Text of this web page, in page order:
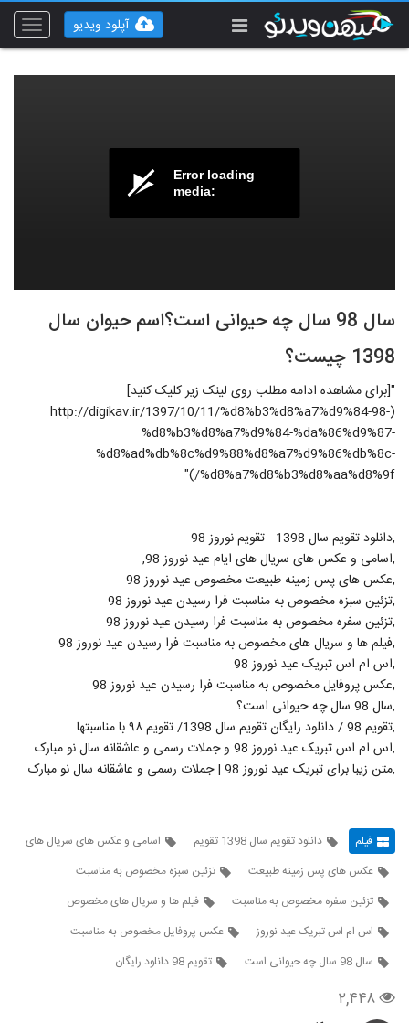
Toggle
آپلود ویدیو
Error loading
media:
سال 98 سال چه حیوانی است؟اسم حیوان سال
1398 چیست؟
"[برای مشاهده ادامه مطلب روی لینک زیر کلیک کنید]
(http://digikav.ir/1397/10/11/%d8%b3%d8%a7%d9%84-98-
%d8%b3%d8%a7%d9%84-%da%86%d9%87-
%d8%ad%db%8c%d9%88%d8%a7%d9%86%db%8c-
%d8%a7%d8%b3%d8%aa%d8%9f/)"
,دانلود تقویم سال 1398 - تقویم نوروز 98
,اسامی و عکس های سریال های ایام عید نوروز 98,
,عکس های پس زمینه طبیعت مخصوص عید نوروز 98
,تزئین سبزه مخصوص به مناسبت فرا رسیدن عید نوروز 98
,تزئین سفره مخصوص به مناسبت فرا رسیدن عید نوروز 98
,فیلم ها و سریال های مخصوص به مناسبت فرا رسیدن عید نوروز 98
,اس ام اس تبریک عید نوروز 98
,عکس پروفایل مخصوص به مناسبت فرا رسیدن عید نوروز 98
,سال 98 سال چه حیوانی است؟
,تقویم 98 / دانلود رایگان تقویم سال 1398/ تقویم ۹۸ با مناسبتها
,اس ام اس تبریک عید نوروز 98 و جملات رسمی و عاشقانه سال نو مبارک
,متن زیبا برای تبریک عید نوروز 98 | جملات رسمی و عاشقانه سال نو مبارک
فیلم دانلود تقویم سال 1398 تقویم
اسامی و عکس های سریال های
عکس های پس زمینه طبیعت
تزئین سبزه مخصوص به مناسبت
تزئین سفره مخصوص به مناسبت
فیلم ها و سریال های مخصوص
اس ام اس تبریک عید نوروز
عکس پروفایل مخصوص به مناسبت
سال 98 سال چه حیوانی است
تقویم 98 دانلود رایگان
۲,۴۴۸